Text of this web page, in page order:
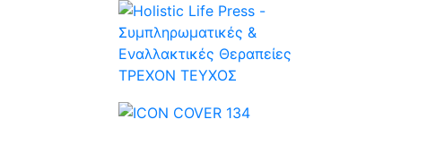
ΤΡΕΧOΝ ΤΕΥΧΟΣ